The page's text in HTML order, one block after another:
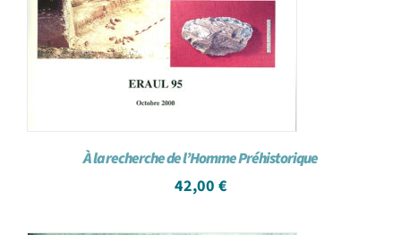
À la recherche de l’Homme Préhistorique
42,00 €